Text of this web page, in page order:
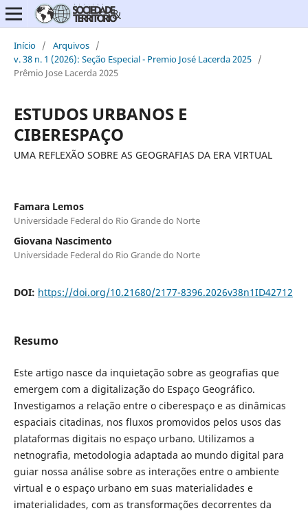
Início / Arquivos /
v. 38 n. 1 (2026): Seção Especial - Premio José Lacerda 2025 /
Prêmio Jose Lacerda 2025
ESTUDOS URBANOS E
CIBERESPAÇO
UMA REFLEXÃO SOBRE AS GEOGRAFIAS DA ERA VIRTUAL
Famara Lemos
Universidade Federal do Rio Grande do Norte
Giovana Nascimento
Universidade Federal do Rio Grande do Norte
DOI: https://doi.org/10.21680/2177-8396.2026v38n1ID42712
Resumo
Este artigo nasce da inquietação sobre as geografias que
emergem com a digitalização do Espaço Geográfico.
Investigamos a relação entre o ciberespaço e as dinâmicas
espaciais citadinas, nos fluxos promovidos pelos usos das
plataformas digitais no espaço urbano. Utilizamos a
netnografia, metodologia adaptada ao mundo digital para
guiar nossa análise sobre as interações entre o ambiente
virtual e o espaço urbano em suas materialidades e
imaterialidades, com as transformações decorrentes da